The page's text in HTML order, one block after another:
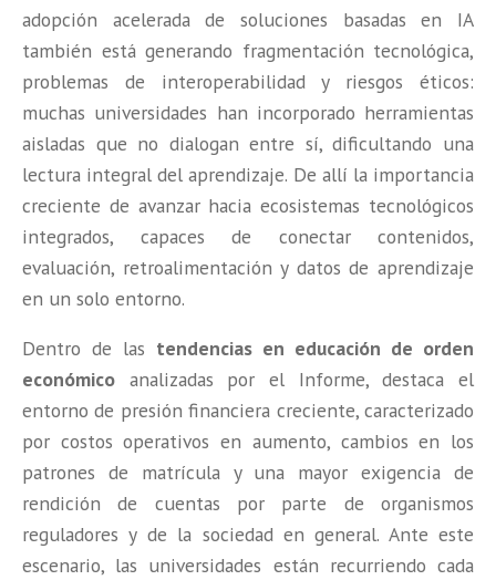
adopción acelerada de soluciones basadas en IA
también está generando fragmentación tecnológica,
problemas de interoperabilidad y riesgos éticos:
muchas universidades han incorporado herramientas
aisladas que no dialogan entre sí, dificultando una
lectura integral del aprendizaje. De allí la importancia
creciente de avanzar hacia ecosistemas tecnológicos
integrados, capaces de conectar contenidos,
evaluación, retroalimentación y datos de aprendizaje
en un solo entorno.
Dentro de las tendencias en educación de orden
económico analizadas por el Informe, destaca el
entorno de presión financiera creciente, caracterizado
por costos operativos en aumento, cambios en los
patrones de matrícula y una mayor exigencia de
rendición de cuentas por parte de organismos
reguladores y de la sociedad en general. Ante este
escenario, las universidades están recurriendo cada